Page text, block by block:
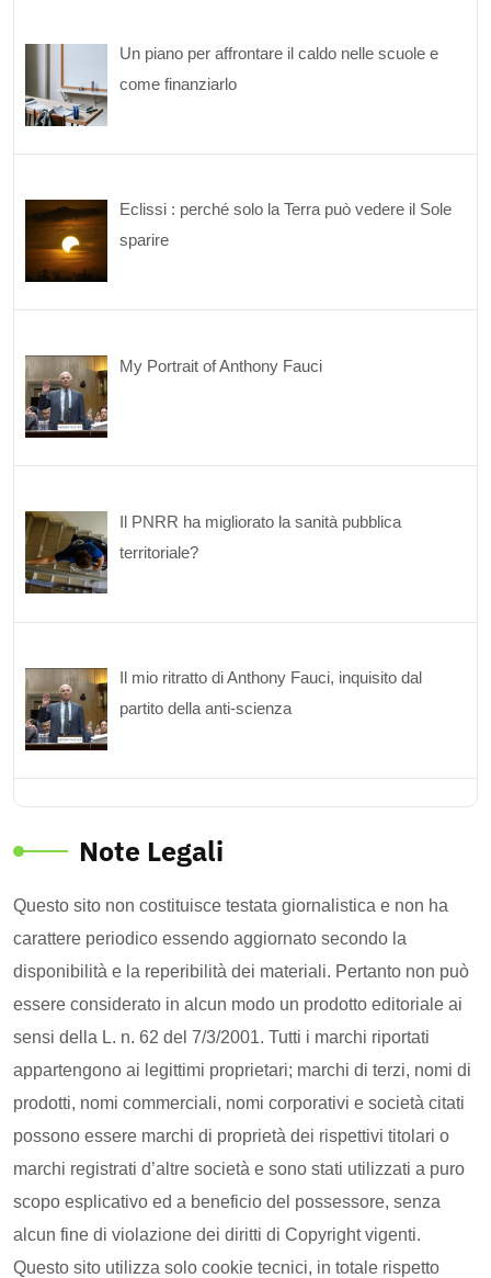
Un piano per affrontare il caldo nelle scuole e
come finanziarlo
Eclissi : perché solo la Terra può vedere il Sole
sparire
My Portrait of Anthony Fauci
Il PNRR ha migliorato la sanità pubblica
territoriale?
Il mio ritratto di Anthony Fauci, inquisito dal
partito della anti-scienza
Note Legali
Questo sito non costituisce testata giornalistica e non ha
carattere periodico essendo aggiornato secondo la
disponibilità e la reperibilità dei materiali. Pertanto non può
essere considerato in alcun modo un prodotto editoriale ai
sensi della L. n. 62 del 7/3/2001. Tutti i marchi riportati
appartengono ai legittimi proprietari; marchi di terzi, nomi di
prodotti, nomi commerciali, nomi corporativi e società citati
possono essere marchi di proprietà dei rispettivi titolari o
marchi registrati d’altre società e sono stati utilizzati a puro
scopo esplicativo ed a beneficio del possessore, senza
alcun fine di violazione dei diritti di Copyright vigenti.
Questo sito utilizza solo cookie tecnici, in totale rispetto